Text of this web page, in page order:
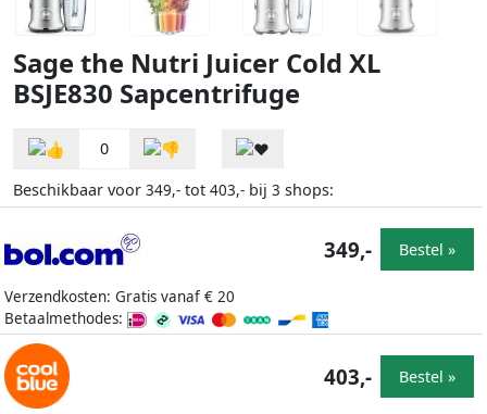
Sage the Nutri Juicer Cold XL
BSJE830 Sapcentrifuge
0
Beschikbaar voor 349,- tot 403,- bij 3 shops:
Verzendkosten: Gratis vanaf € 20
Betaalmethodes:
349,- Bestel »
403,- Bestel »